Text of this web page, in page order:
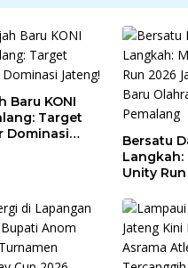
Baru KONI
Target
Dominasi
Bersatu
Langkah:
Unity
Olahraga